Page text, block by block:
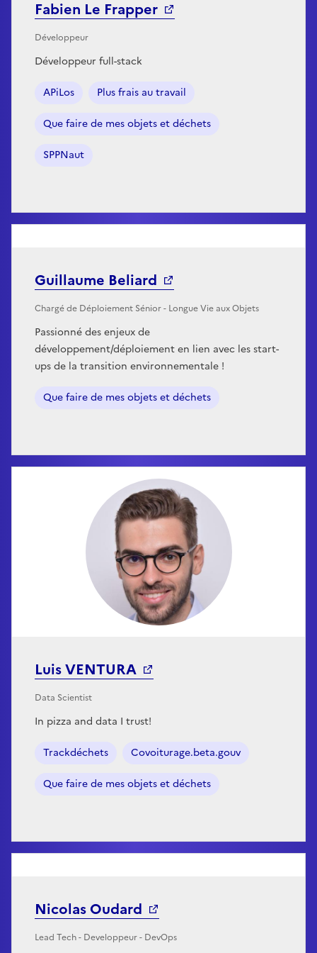
Fabien Le Frapper
Développeur
Développeur full-stack
APiLos Plus frais au travail
Que faire de mes objets et déchets
SPPNaut
Guillaume Beliard
Chargé de Déploiement Sénior - Longue Vie aux Objets
Passionné des enjeux de
développement/déploiement en lien avec les start-
ups de la transition environnementale !
Que faire de mes objets et déchets
Luis VENTURA
Data Scientist
In pizza and data I trust!
Trackdéchets Covoiturage.beta.gouv
Que faire de mes objets et déchets
Nicolas Oudard
Lead Tech - Developpeur - DevOps